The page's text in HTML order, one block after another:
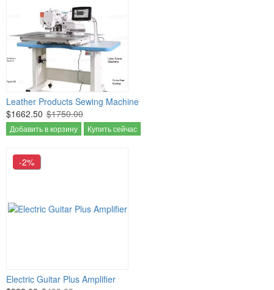
Leather Products Sewing Machine
$1662.50 $1750.00
Добавить в корзину Купить сейчас
-2%
Electric Guitar Plus Amplifier